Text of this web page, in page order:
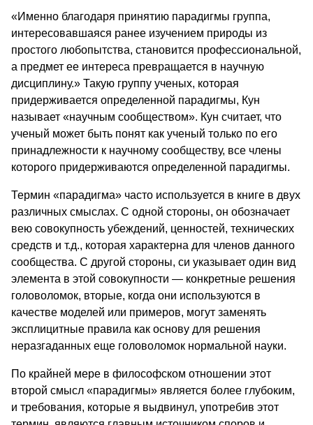
«Именно благодаря принятию парадигмы группа,
интересовавшаяся ранее изучением природы из
простого любопытства, становится профессио­нальной,
а предмет ее интереса превращается в научную
дисциплину.» Та­кую группу ученых, которая
придерживается определенной парадигмы, Кун
называет «научным сообществом». Кун считает, что
ученый может быть по­нят как ученый только по его
принад­лежности к научному сообществу, все члены
которого придержи­ваются определенной парадигмы.
Термин «парадигма» часто используется в книге в двух
различных смыслах. С одной стороны, он обозначает
вею совокупность убеждений, ценностей, технических
средств и т.д., которая характерна для членов данного
сообщества. С другой стороны, си указывает один вид
элемента в этой совокупности — конкретные решения
головоломок, вторые, когда они используются в
качестве моделей или примеров, могут заменять
эксплицитные правила как основу для решения
неразгаданных еще головоломок нормальной науки.
По крайней мере в философском отношении этот
второй смысл «парадигмы» является более глубоким,
и требования, которые я выдвинул, употребив этот